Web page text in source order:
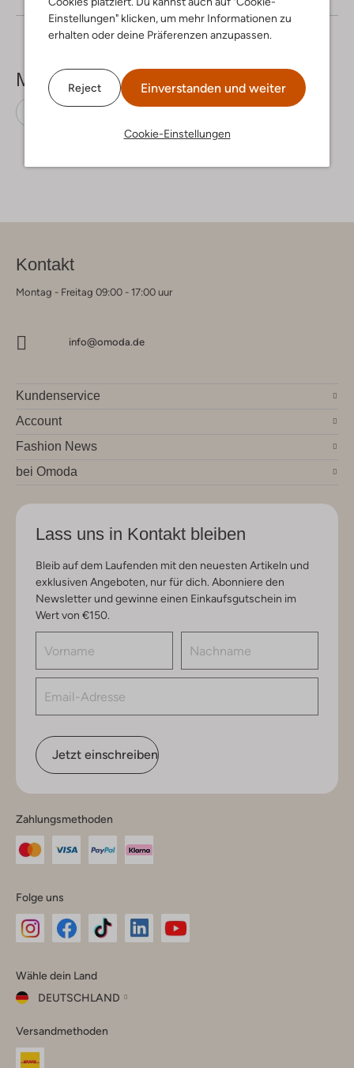
Einstellungen" klicken, um mehr Informationen zu
erhalten oder deine Präferenzen anzupassen.
Reject Einverstanden und weiter
Cookie-Einstellungen
Mehr sehen
Kontakt
Montag - Freitag 09:00 - 17:00 uur
info@omoda.de
Kundenservice
Account
Fashion News
bei Omoda
Lass uns in Kontakt bleiben
Bleib auf dem Laufenden mit den neuesten Artikeln und
exklusiven Angeboten, nur für dich. Abonniere den
Newsletter und gewinne einen Einkaufsgutschein im
Wert von €150.
Jetzt einschreiben
Zahlungsmethoden
Folge uns
Instagram
Facebook
TikTok
Wähle dein Land
DEUTSCHLAND
dein
Land
Versandmethoden